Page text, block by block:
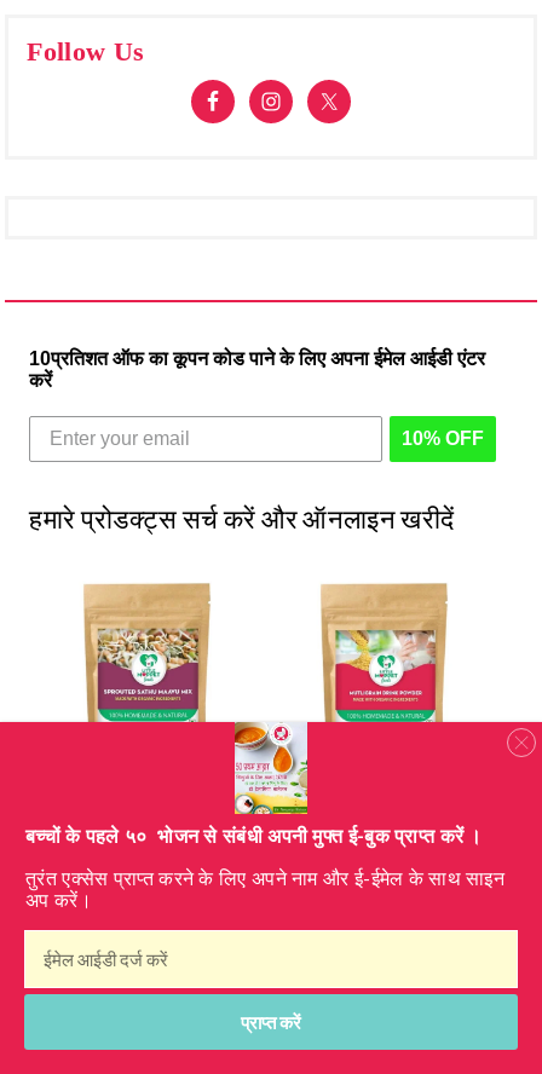
Follow Us
10प्रतिशत ऑफ का कूपन कोड पाने के लिए अपना ईमेल आईडी एंटर
करें
10% OFF
हमारे प्रोडक्ट्स सर्च करें और ऑनलाइन खरीदें
​बच्चों के पहले ५० भोजन से संबंधी अपनी मुफ्त ई-बुक प्राप्त करें ।
तुरंत एक्सेस प्राप्त करने के लिए अपने नाम और ई-ईमेल के साथ साइन
अप करें।
प्राप्त करें